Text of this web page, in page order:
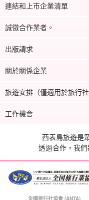
連結和上市企業清單
誠徵合作業者。
出版請求
關於關係企業
旅遊安排（僅適用於旅行社
工作機會
西表島旅遊是
透過合作，我
全國旅行社協會 (ANTA)